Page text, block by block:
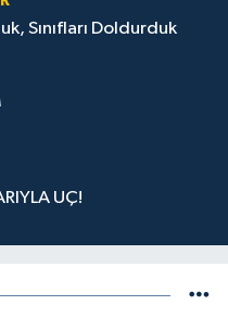
Sınıfları Doldurduk
UÇ!